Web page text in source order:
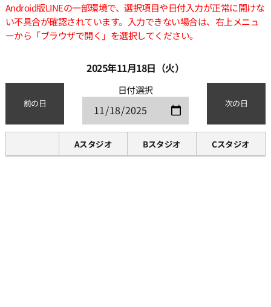
Android版LINEの一部環境で、選択項目や日付入力が正常に開けな
い不具合が確認されています。入力できない場合は、右上メニュ
ーから「ブラウザで開く」を選択してください。
2025年11月18日（火）
前の日
日付選択
次の日
Aスタジオ Bスタジオ Cスタジオ